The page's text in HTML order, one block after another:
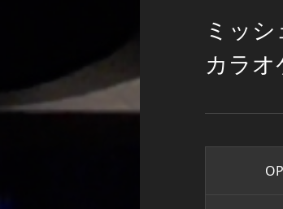
ミッ
カラ